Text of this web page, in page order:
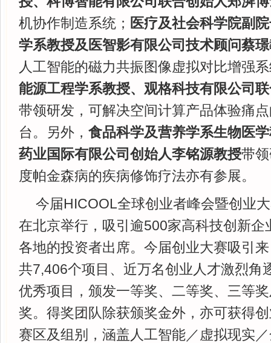
机协作制造系统； 医疗及社会科学院副
学系教授及医智影有限公司技术顾问蔡
人工智能的磁力共振图像虚拟对比增强
能源工程学系教授、观格科技有限公司
带领研发，可解决空间计算产品体验痛
台。另外， 食品科学及营养学系生物医
药业国际有限公司创始人李铭源教授带
度帕金森病的疾病修饰疗法亦有参展。
今届HICOOL全球创业者峰会暨创业
在北京举行，吸引逾500家高科技创新企
各地的投资者出席。今届创业大赛吸引
共7,406个项目、近万名创业人才激烈角
优秀项目，颁发一等奖、二等奖、三等
奖。得奖团队除获颁奖金外，亦可获得
赛区及组别，涵盖人工智能／虚拟现实